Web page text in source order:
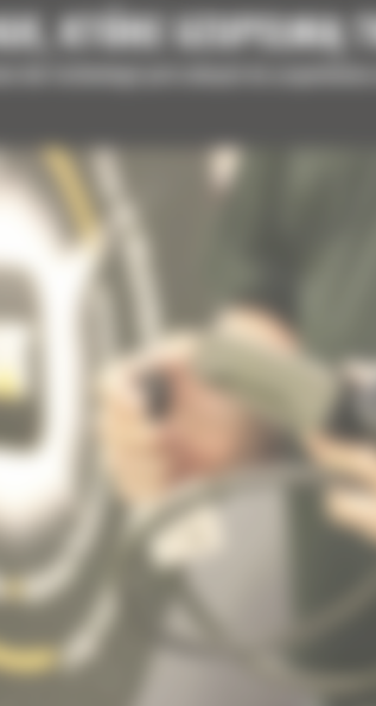
KTÓRE UZUPEŁNIĄ
lub technologii potrzebnych do uzupełnienia